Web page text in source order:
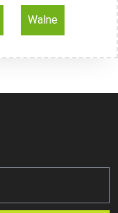
Walne